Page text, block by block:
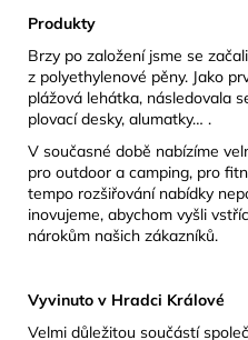
Produkty
Brzy po založení jsme se
z polyethylenové pěny. Jako
plážová lehátka, následovala
plovací desky, alumatky… .
V současné době nabízíme
pro outdoor a camping, pro
tempo rozšiřování nabídky
inovujeme, abychom vyšli
nárokům našich zákazníků.
Vyvinuto v Hradci Králové
Velmi důležitou součástí